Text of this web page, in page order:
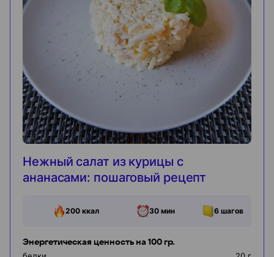
Нежный салат из курицы с
ананасами: пошаговый рецепт
200ккал 30 мин 6 шагов
Энергетическая ценность на 100 гр.